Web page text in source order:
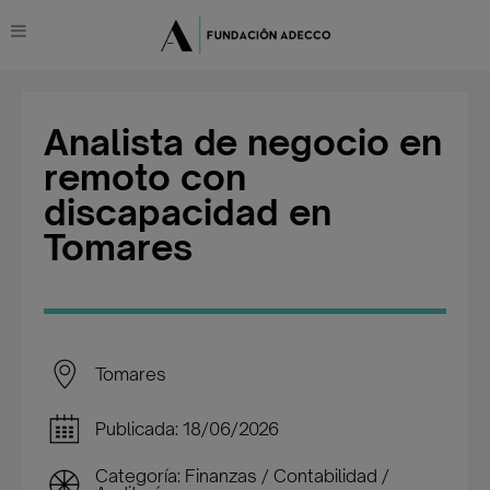
Analista de negocio en
remoto con
discapacidad en
Tomares
Tomares
Publicada: 18/06/2026
Categoría: Finanzas / Contabilidad /